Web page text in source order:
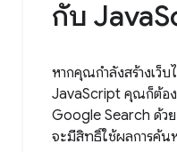
กับ
หากคุณกำลังสร้างเว็
JavaScript คุณก็ต้อง
Google Search ด้
จะมีสิทธิ์ใช้ผลการค้น